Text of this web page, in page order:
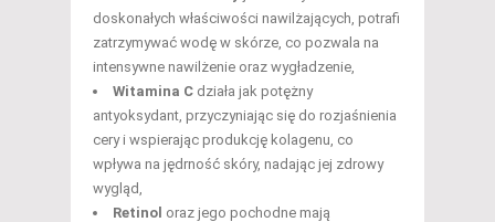
doskonałych właściwości nawilżających, potrafi
zatrzymywać wodę w skórze, co pozwala na
intensywne nawilżenie oraz wygładzenie,
Witamina C działa jak potężny
antyoksydant, przyczyniając się do rozjaśnienia
cery i wspierając produkcję kolagenu, co
wpływa na jędrność skóry, nadając jej zdrowy
wygląd,
Retinol oraz jego pochodne mają